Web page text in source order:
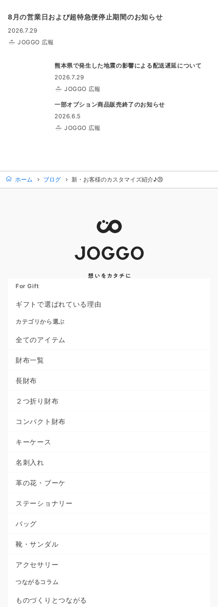
8月の営業日および超特急便停止期間のお知らせ
2026.7.29
JOGGO 広報
熊本県で発生した地震の影響による配送遅延について
2026.7.29
JOGGO 広報
一部オプション商品販売終了のお知らせ
2026.6.5
JOGGO 広報
ホーム ブログ 新・お客様のカスタマイズ紹介♪⑳
For Gift
ギフトで選ばれている理由
カテゴリから選ぶ
全てのアイテム
財布一覧
長財布
２つ折り財布
コンパクト財布
キーケース
名刺入れ
革の花・ブーケ
ステーショナリー
バッグ
靴・サンダル
アクセサリー
つながるコラム
ものづくりとつながる